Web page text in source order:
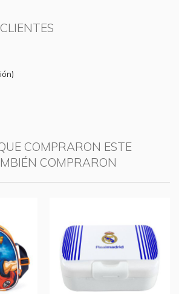
)
COMPRARON ESTE
COMPRARON